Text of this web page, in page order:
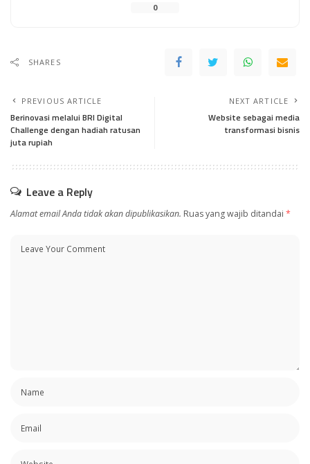
0
SHARES
PREVIOUS ARTICLE
Berinovasi melalui BRI Digital
Challenge dengan hadiah ratusan
juta rupiah
NEXT ARTICLE
Website sebagai media
transformasi bisnis
Leave a Reply
Alamat email Anda tidak akan dipublikasikan. Ruas yang wajib ditandai *